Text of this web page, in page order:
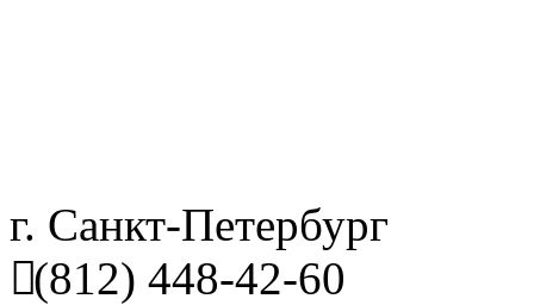
г. Санкт-Петербург
(812) 448-42-60